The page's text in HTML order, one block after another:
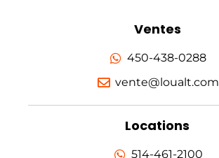
Ventes
450-438-0288
vente@loualt.com
Locations
514-461-2100